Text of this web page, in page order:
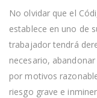
No olvidar que el
establece en uno de
trabajador tendrá
necesario,
por motivos
riesgo grave e